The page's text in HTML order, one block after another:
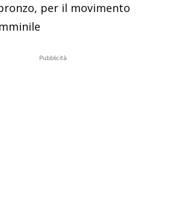
per il movimento
Pubblicità